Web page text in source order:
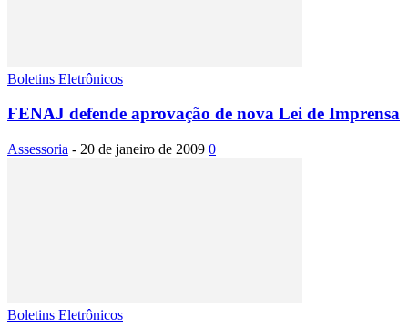
Boletins Eletrônicos
FENAJ defende aprovação de nova Lei de Imprensa
Assessoria - 20 de janeiro de 2009 0
Boletins Eletrônicos